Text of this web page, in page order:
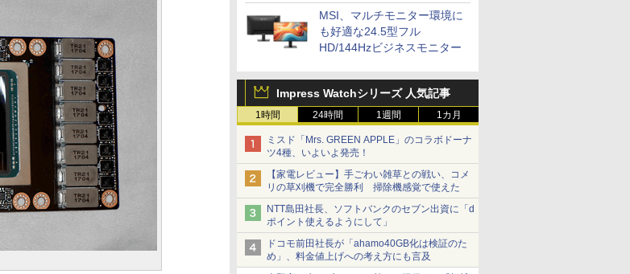
MSI、マルチモニター環境に
も好適な24.5型フル
HD/144Hzビジネスモニター
Impress Watchシリーズ 人気記事
1時間 24時間 1週間 1カ月
ミスド「Mrs. GREEN APPLE」のコラボドーナ
ツ4種、いよいよ発売！
【家電レビュー】手ごわい雑草との戦い、コメ
リの草刈機で完全勝利 掃除機感覚で使えた
NTT島田社長、ソフトバンクのセブン出資に「d
ポイント使えるようにして」
ドコモ前田社長が「ahamo40GB化は検証のた
め」、料金値上げへの考え方にも言及